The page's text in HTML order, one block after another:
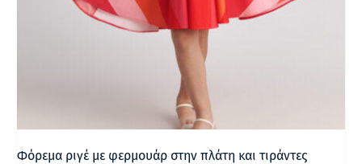
Φόρεμα ριγέ με φερμουάρ στην πλάτη και τιράντες